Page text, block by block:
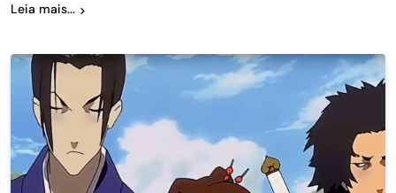
Leia mais...